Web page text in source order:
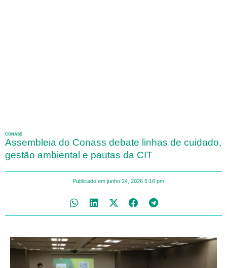
CONASS
Assembleia do Conass debate linhas de cuidado,
gestão ambiental e pautas da CIT
Publicado em junho 24, 2026 5:16 pm